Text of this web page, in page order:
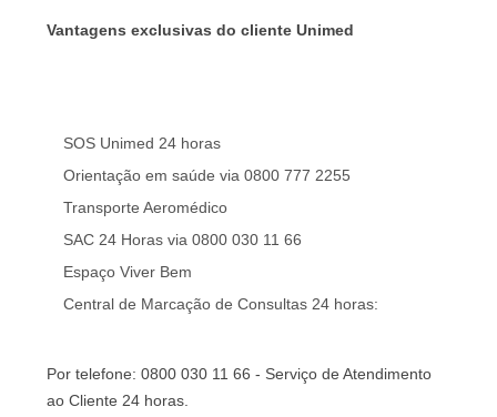
Vantagens exclusivas do cliente Unimed
SOS Unimed 24 horas
Orientação em saúde via 0800 777 2255
Transporte Aeromédico
SAC 24 Horas via 0800 030 11 66
Espaço Viver Bem
Central de Marcação de Consultas 24 horas:
Por telefone: 0800 030 11 66 - Serviço de Atendimento
ao Cliente 24 horas.